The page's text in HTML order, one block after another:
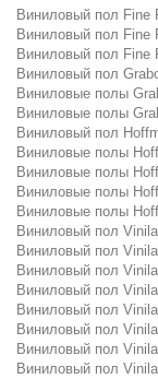
Виниловый пол Fine
Виниловый пол Fine
Виниловый пол Fine
Виниловый пол
Виниловые полы
Виниловые полы
Виниловый пол
Виниловые полы
Виниловые полы
Виниловые полы
Виниловые полы
Виниловый пол
Виниловый пол
Виниловый пол
Виниловый пол
Виниловый пол
Виниловый пол
Виниловый пол
Виниловый пол